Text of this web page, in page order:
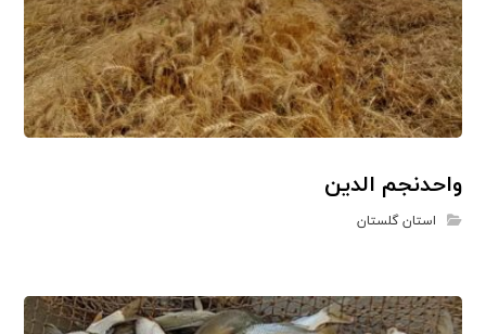
واحدنجم الدین
استان گلستان